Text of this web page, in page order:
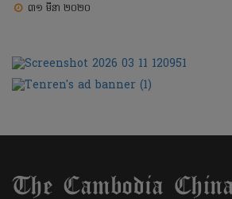
៣១ មីនា ២០២០